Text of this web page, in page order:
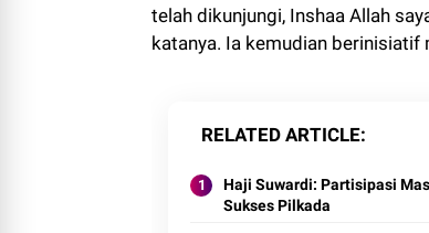
telah dikunjungi, Inshaa Allah
katanya. Ia kemudian berinisiatif
RELATED ARTICLE
Haji Suwardi: Partisipasi
Sukses Pilkada